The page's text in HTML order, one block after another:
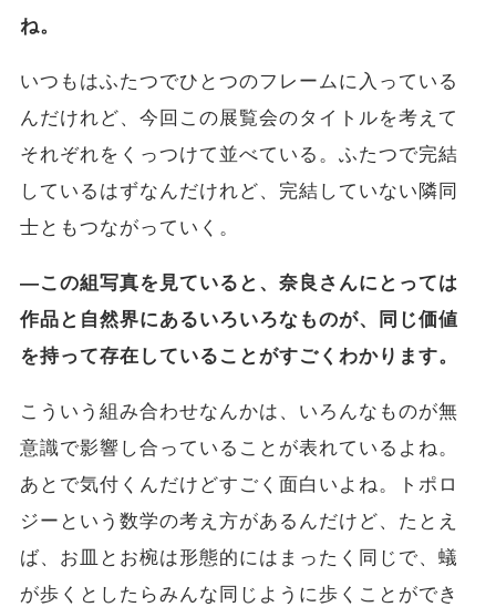
ね。
いつもはふたつでひとつのフレームに入っている
んだけれど、今回この展覧会のタイトルを考えて
それぞれをくっつけて並べている。ふたつで完結
しているはずなんだけれど、完結していない隣同
士ともつながっていく。
―この組写真を見ていると、奈良さんにとっては
作品と自然界にあるいろいろなものが、同じ価値
を持って存在していることがすごくわかります。
こういう組み合わせなんかは、いろんなものが無
意識で影響し合っていることが表れているよね。
あとで気付くんだけどすごく面白いよね。トポロ
ジーという数学の考え方があるんだけど、たとえ
ば、お皿とお椀は形態的にはまったく同じで、蟻
が歩くとしたらみんな同じように歩くことができ